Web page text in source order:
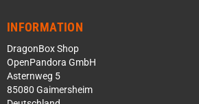
INFORMATION
DragonBox Shop
OpenPandora GmbH
Asternweg 5
85080 Gaimersheim